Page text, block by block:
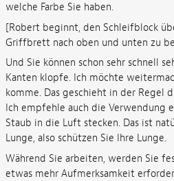
welche Farbe Sie haben.
[Robert beginnt, den Schleifblock
Griffbrett nach oben und unten zu
Und Sie können schon sehr schnell
Kanten klopfe. Ich möchte
komme. Das geschieht in der Regel
Ich empfehle auch die Verwendung
Staub in die Luft stecken. Das ist
Lunge, also schützen Sie Ihre Lunge.
Während Sie arbeiten, werden Sie
etwas mehr Aufmerksamkeit